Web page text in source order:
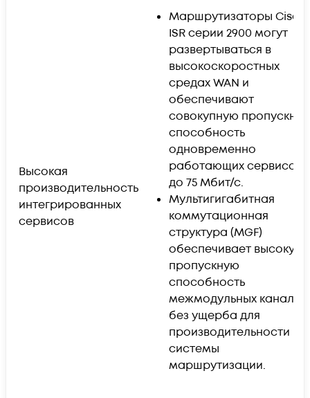
Высокая
производительность
интегрированных
сервисов
Маршрутизаторы Cisco
ISR серии 2900 могут
развертываться в
высокоскоростных
средах WAN и
обеспечивают
совокупную
способность
одновременно
работающих сервисов
до 75 Мбит/с.
Мультигигабитная
коммутационная
структура (MGF)
обеспечивает высокую
пропускную
способность
межмодульных каналов
без ущерба для
производительности
системы
маршрутизации.